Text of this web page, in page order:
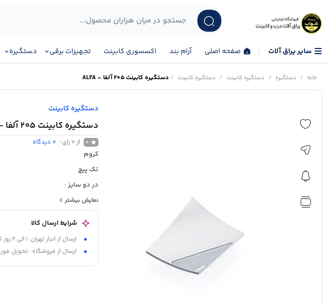
سایر یراق آلات صفحه اصلی آرام بند اکسسوری کابینت تجهیزات برقی دستگیره
خانه / دستگیره / دستگیره کابینت / دستگیره کابینت / دستگیره کابینت 205 آلفا – ALFA
دستگیره کابینت
دستگیره کابینت 205 آلفا – ALFA
0 از 0 رای 0 دیدگاه
کروم
تک پیچ
در دو سایز :
60×50 میلی متر
نمایش بیشتر
شرایط ارسال کالا
ارسال از انبار تهران: 1 الی 2 روز کاری
ارسال از فروشگاه : تحویل